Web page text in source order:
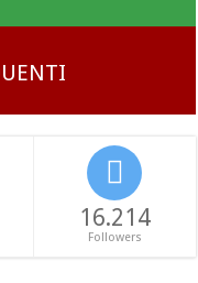
16.214
Followers